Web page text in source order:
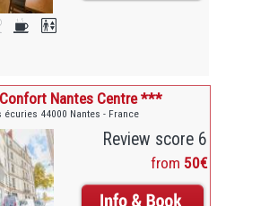
Nantes Centre ***
écuries 44000 Nantes - France
Review score 6
from 50€